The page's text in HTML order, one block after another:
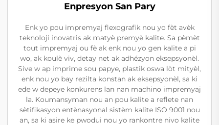
Enpresyon San Pary
Enk yo pou impremyaj flexografik nou yo fèt avèk
teknoloji inovatris ak matyè premyè kalite. Sa pèmèt
tout impremyaj ou fè ak enk nou yo gen kalite a pi
wo, ak koulè viv, detay net ak adhézyon eksepsyonèl.
Sive w ap imprime sou papye, plastik oswa lòt mityèl,
enk nou yo bay rezilta konstan ak eksepsyonèl, sa ki
ede w depeye konkurens lan nan machino impremyaj
la. Koumansyman nou an pou kalite a reflete nan
sètifikasyon entènasyonal sistèm kalite ISO 9001 nou
an, sa ki asire ke pwodui nou yo rankontre nivo kalite